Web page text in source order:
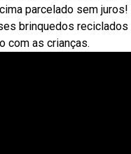
parcelado sem
brinquedos
com as crianças.